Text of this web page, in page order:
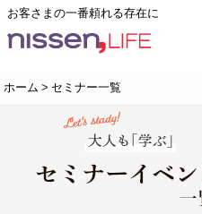
お客さまの一番頼れる存在に
ホーム セミナー一覧